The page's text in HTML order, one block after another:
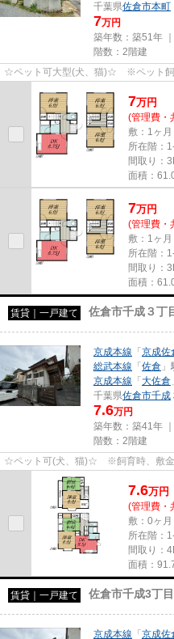
千葉県佐倉市本町
7万円
築年数：築51年
階数：2階建
☆ペット可大型(犬、猫)☆ ※ペット飼
7万円
(管理費・
敷：1ヶ
所在階：
間取り：
面積：
7万円
(管理費・
敷：1ヶ
所在階：
間取り：
面積：
賃貸｜一戸建て 佐倉市千成３丁
京成本線 「 京成佐
総武本線 「 佐倉
京成本線 「 大佐倉
千葉県佐倉市千成
7.6万円
築年数：築41年
階数：2階建
☆ペット可(犬、猫)☆ ※飼育時、敷
7.6万円
(管理費・
敷：0ヶ
所在階：
間取り：
面積：
賃貸｜一戸建て 佐倉市千成3丁
京成本線 「 京成佐